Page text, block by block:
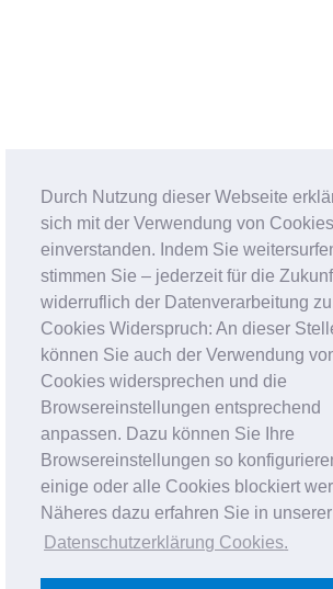
Durch Nutzung dieser Webseite
sich mit der Verwendung von Cookies
einverstanden. Indem Sie
stimmen Sie – jederzeit für die
widerruflich der Datenverarbeitung
Cookies Widerspruch: An dieser
können Sie auch der Verwendung
Cookies widersprechen und die
Browsereinstellungen entsprechend
anpassen. Dazu können Sie Ihre
Browsereinstellungen so
einige oder alle Cookies blockiert
Näheres dazu erfahren Sie in unserer
Datenschutzerklärung Cookies.